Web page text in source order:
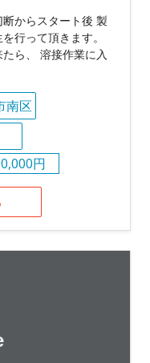
からスタート後 製
行って頂きます。
ら、 溶接作業に入
南区
円